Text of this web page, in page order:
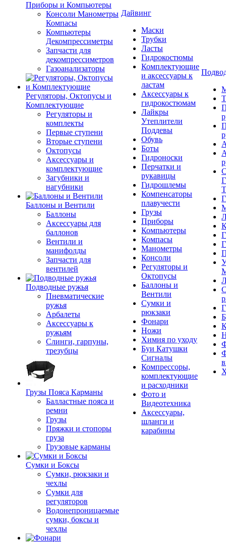
Приборы и Компьютеры
Консоли Манометры
Компасы
Компьютеры
Декомпрессиметры
Запчасти для
декомпрессиметров
Газоанализаторы
Регуляторы, Октопусы и
Комплектующие
Регуляторы и
комплекты
Первые ступени
Вторые ступени
Октопусы
Аксессуары и
комплектующие
Загубники и
нагубники
Баллоны и Вентили
Баллоны
Аксессуары для
баллонов
Вентили и
манифолды
Запчасти для
вентилей
Подводные ружья
Пневматические
ружья
Арбалеты
Аксессуары к
ружьям
Слинги, гарпуны,
трезубцы
Грузы Пояса Карманы
Балластные пояса и
ремни
Грузы
Пряжки и стопоры
груза
Грузовые карманы
Сумки и Боксы
Сумки, рюкзаки и
чехлы
Сумки для
регуляторов
Водонепроницаемые
сумки, боксы и
чехлы
Дайвинг
Маски
Трубки
Ласты
Гидрокостюмы
Комплектующие
и аксессуары к
ластам
Аксессуары к
гидрокостюмам
Лайкры
Утеплители
Поддевы
Обувь
Боты
Гидроноски
Перчатки и
рукавицы
Гидрошлемы
Компенсаторы
плавучести
Грузы
Приборы
Компьютеры
Компасы
Манометры
Консоли
Регуляторы и
Октопусы
Баллоны и
Вентили
Сумки и
рюкзаки
Фонари
Ножи
Химия по уходу
Буи Катушки
Сигналы
Компрессоры,
комплектующие
и расходники
Фото и
Видеотехника
Аксессуары,
шланги и
карабины